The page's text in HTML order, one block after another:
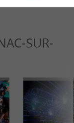
SUR-